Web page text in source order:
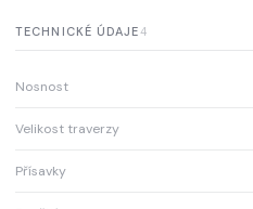
TECHNICKÉ ÚDAJE4
Nosnost
Velikost traverzy
Přísavky